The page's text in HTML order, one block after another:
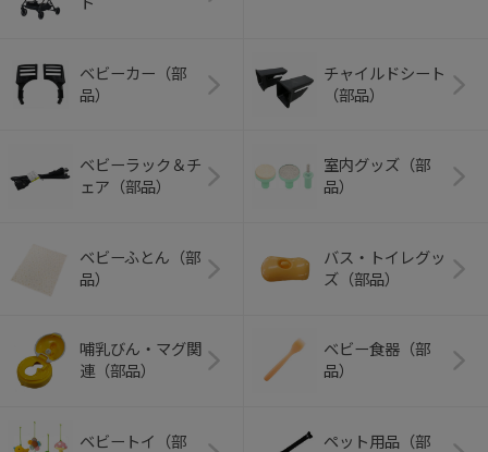
ベビーカー（部
品）
チャイルドシート
（部品）
ベビーラック＆チ
ェア（部品）
室内グッズ（部
品）
ベビーふとん（部
品）
バス・トイレグッ
ズ（部品）
哺乳びん・マグ関
連（部品）
ベビー食器（部
品）
ベビートイ（部
ペット用品（部